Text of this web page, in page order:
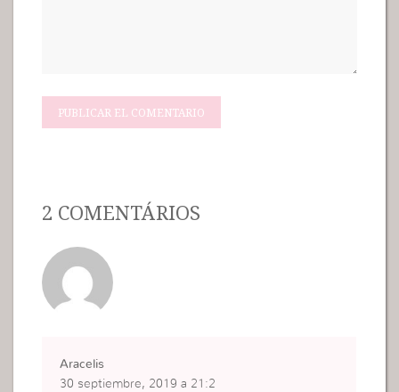
2 COMENTÁRIOS
Aracelis
30 septiembre, 2019 a 21:2